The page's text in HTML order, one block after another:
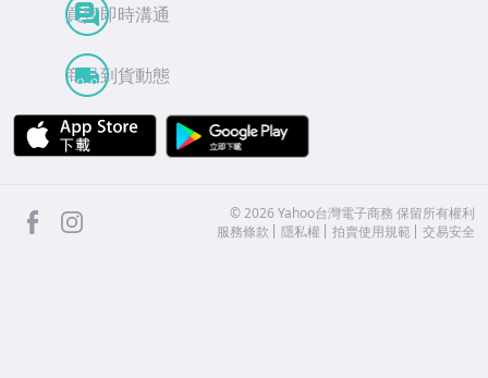
買賣即時溝通
商品到貨動態
APP Store
facebook ©2026 Yahoo台灣電子商務 保留所有權利
服務條款
隱私權 拍賣使用規範 交易安全